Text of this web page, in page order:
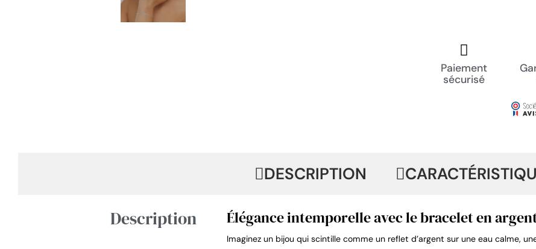
Paiement
sécurisé
DESCRIPTION
Description Élégance intemporelle avec le bracelet en
Imaginez un bijou qui scintille comme un reflet d’argent sur une eau calme,